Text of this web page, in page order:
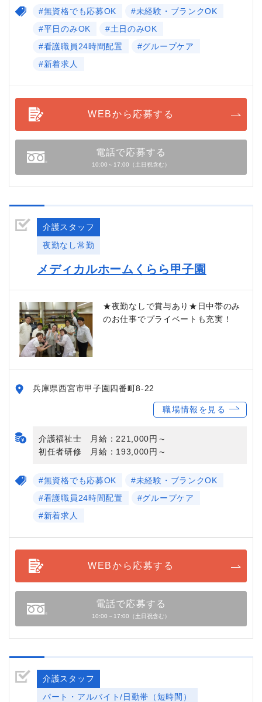
#無資格でも応募OK
#未経験・ブランクOK
#平日のみOK
#土日のみOK
#看護職員24時間配置
#グループケア
#新着求人
WEBから応募する
電話で応募する
10:00～17:00（土日祝含む）
介護スタッフ
夜勤なし常勤
メディカルホームくらら甲子園
★夜勤なしで賞与あり★日中帯のみ
のお仕事でプライベートも充実！
兵庫県西宮市甲子園四番町8-22
職場情報を見る
介護福祉士 月給：221,000円～
初任者研修 月給：193,000円～
#無資格でも応募OK
#未経験・ブランクOK
#看護職員24時間配置
#グループケア
#新着求人
WEBから応募する
電話で応募する
10:00～17:00（土日祝含む）
介護スタッフ
パート・アルバイト/日勤帯（短時間）